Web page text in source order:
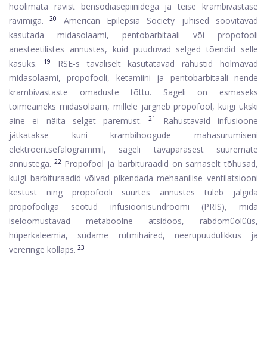
hoolimata ravist bensodiasepiinidega ja teise krambivastase
ravimiga. 20
American Epilepsia Society juhised soovitavad
kasutada midasolaami, pentobarbitaali või propofooli
anesteetilistes annustes, kuid puuduvad selged tõendid selle
kasuks. 19
RSE-s tavaliselt kasutatavad rahustid hõlmavad
midasolaami, propofooli, ketamiini ja pentobarbitaali nende
krambivastaste omaduste tõttu. Sageli on esmaseks
toimeaineks midasolaam, millele järgneb propofool, kuigi ükski
aine ei näita selget paremust. 21
Rahustavaid infusioone
jätkatakse kuni krambihoogude mahasurumiseni
elektroentsefalogrammil, sageli tavapärasest suuremate
annustega. 22Propofool ja barbituraadid on sarnaselt tõhusad,
kuigi barbituraadid võivad pikendada mehaanilise ventilatsiooni
kestust ning propofooli suurtes annustes tuleb jälgida
propofooliga seotud infusioonisündroomi (PRIS), mida
iseloomustavad metaboolne atsidoos, rabdomüolüüs,
hüperkaleemia, südame rütmihäired, neerupuudulikkus ja
vereringe kollaps. 23